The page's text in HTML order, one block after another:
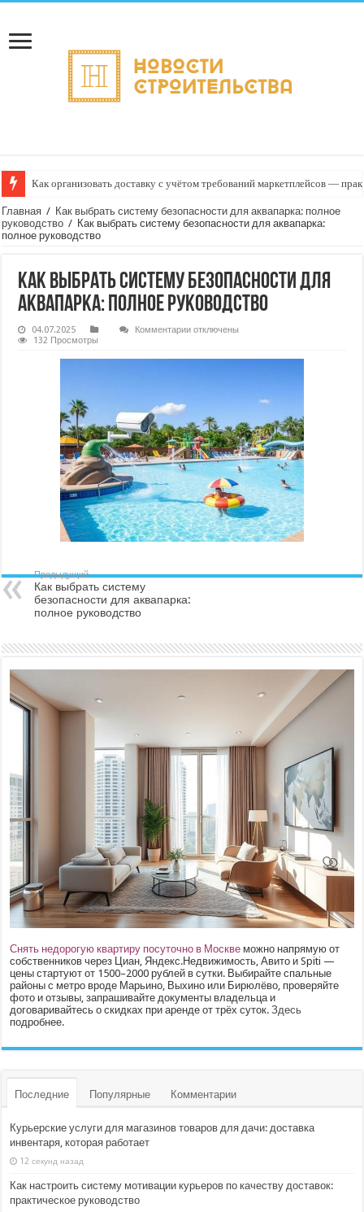
Как организовать доставку с учётом требований маркетплейсов —
Главная / Как выбрать систему безопасности для аквапарка: полное
руководство / Как выбрать систему безопасности для аквапарка:
полное руководство
Как выбрать систему безопасности для
аквапарка: полное руководство
04.07.2025 Комментариик
выбрать
полное
руководство
отключены
132 Просмотры
Предыдущий
Как выбрать систему
безопасности для аквапарка:
полное руководство
Снять недорогую квартиру посуточно в Москве можно напрямую от
собственников через Циан, Яндекс.Недвижимость, Авито и Spiti —
цены стартуют от 1500–2000 рублей в сутки. Выбирайте спальные
районы с метро вроде Марьино, Выхино или Бирюлёво, проверяйте
фото и отзывы, запрашивайте документы владельца и
договаривайтесь о скидках при аренде от трёх суток.Здесь
подробнее.
Последние Популярные Комментарии
Курьерские услуги для магазинов товаров для дачи: доставка
инвентаря, которая работает
12 секунд назад
Как настроить систему мотивации курьеров по качеству доставок:
практическое руководство